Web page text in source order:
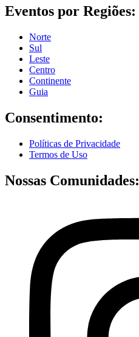
Eventos por Regiões:
Norte
Sul
Leste
Centro
Continente
Guia
Consentimento:
Políticas de Privacidade
Termos de Uso
Nossas Comunidades: